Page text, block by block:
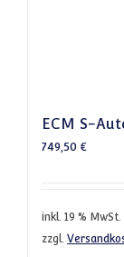
ECM S-
749,50 €
inkl. 19 % MwSt.
zzgl.